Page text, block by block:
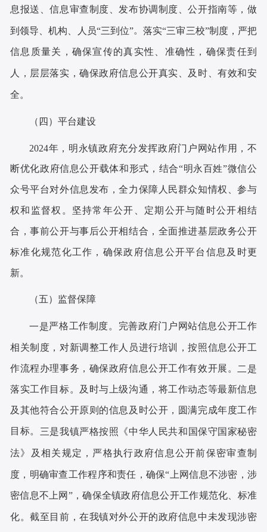
息报送、信息审查制度、发布协调制度、公开指南等，做
到领导、机构、人员“三到位”。落实“三审三校”制度，严把
信息质量关，确保宣传的真实性、准确性，确保责任到
人，层层落实，确保政府信息公开真实、及时、有效和安
全。
（四）平台建设
2024年，明永镇政府充分发挥政府门户网站作用，不
断优化政府信息公开载体和形式， 结合“明永百姓”微信公
众号平台对外信息发布，全力保障人民群众知情权、参与
权和监督权 。 坚持常年公开、定期公开与随时公开相结
合，事前公开与事后公开相结合，全面推进基层政务公开
标准化规范化工作，确保政府信息公开平台信息及时更
新。
（五）监督保障
一是严格工作制度。完善政府门户网站信息公开工作
相关制度，对新调整工作人员进行培训，按照信息公开工
作流程办理事务 ，确保政府信息公开工作有效开展。 二是
落实工作目标。及时与上级沟通，将工作动态等最新信息
及其他符合公开原则的信息及时公开，圆满完成年度工作
目标。 三是我镇严格按照《中华人民共和国保守国家秘密
法》及相关规定，严格执行政府信息公开前保密审查制
度，明确审查工作程序和责任，确保“上网信息不涉密，涉
密信息不上网”，确保全镇政府信息公开工作规范化、标准
化。截至目前，在我镇对外公开的政府信息中未发现涉密